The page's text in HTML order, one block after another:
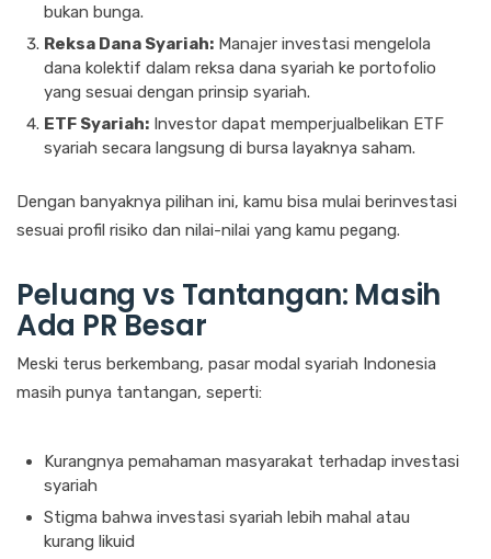
bukan bunga.
Reksa Dana Syariah: Manajer investasi mengelola
dana kolektif dalam reksa dana syariah ke portofolio
yang sesuai dengan prinsip syariah.
ETF Syariah: Investor dapat memperjualbelikan ETF
syariah secara langsung di bursa layaknya saham.
Dengan banyaknya pilihan ini, kamu bisa mulai berinvestasi
sesuai profil risiko dan nilai-nilai yang kamu pegang.
Peluang vs Tantangan: Masih
Ada PR Besar
Meski terus berkembang, pasar modal syariah Indonesia
masih punya tantangan, seperti:
Kurangnya pemahaman masyarakat terhadap investasi
syariah
Stigma bahwa investasi syariah lebih mahal atau
kurang likuid